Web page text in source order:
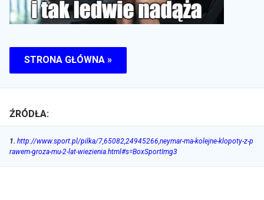
STRONA GŁÓWNA »
ŹRÓDŁA:
1. http://www.sport.pl/pilka/7,65082,24945266,neymar-ma-kolejne-klopoty-z-p
rawem-groza-mu-2-lat-wiezienia.html#s=BoxSportImg3